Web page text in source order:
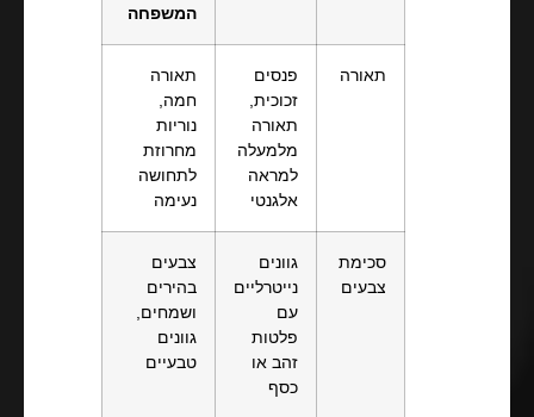
המשפחה
תאורה
פנסים
זכוכית,
תאורה
מלמעלה
למראה
אלגנטי
תאורה
חמה,
נוריות
מחרוזת
לתחושה
נעימה
סכימת
צבעים
גוונים
נייטרליים
עם
פלטות
זהב או
כסף
צבעים
בהירים
ושמחים,
גוונים
טבעיים